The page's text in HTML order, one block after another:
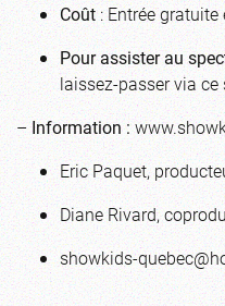
Coût: Entrée
Pour assister au
laissez-passer via ce
–Information :
Eric Paquet,
Diane Rivard,
showkids-